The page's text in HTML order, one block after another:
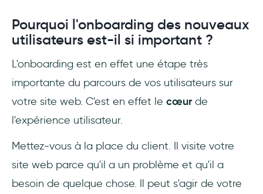
11- Les guides réutilisables augmentent
l'engagement des utilisateurs
12- La brièveté et la clarté peuvent s'avérer
très efficaces
13- Éduquez vos clients avec des guides
14- La personnalisation de l'onboarding
Pourquoi l'onboarding des nouveaux
utilisateurs est-il si important ?
L'onboarding est en effet une étape très
importante du parcours de vos utilisateurs sur
votre site web. C'est en effet le cœurde
l'expérience utilisateur.
Mettez-vous à la place du client. Il visite votre
site web parce qu'il a un problème et qu'il a
besoin de quelque chose. Il peut s'agir de votre